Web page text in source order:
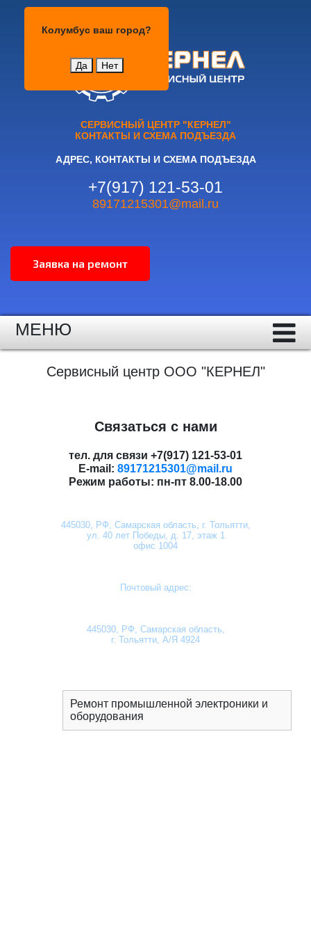
Колумбус ваш город?
Да Нет
СЕРВИСНЫЙ ЦЕНТР "КЕРНЕЛ"
КОНТАКТЫ И СХЕМА ПОДЪЕЗДА
АДРЕС, КОНТАКТЫ И СХЕМА ПОДЪЕЗДА
+7(917) 121-53-01
89171215301@mail.ru
МЕНЮ
Сервисный центр ООО "КЕРНЕЛ"
Связаться с нами
тел. для связи +7(917) 121-53-01
E-mail: 89171215301@mail.ru
Режим работы: пн-пт 8.00-18.00
445030, РФ, Самарская область, г. Тольятти,
ул. 40 лет Победы, д. 17, этаж 1
офис 1004
Почтовый адрес:
445030, РФ, Самарская область,
г. Тольятти, А/Я 4924
Ремонт промышленной электроники и
оборудования